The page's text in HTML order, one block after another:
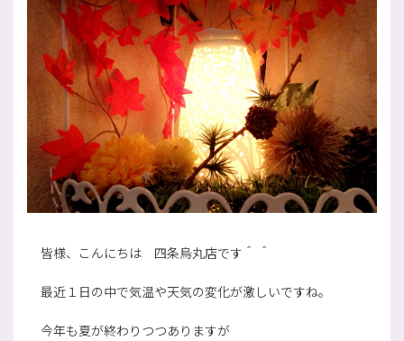
皆様、こんにちは 四条烏丸店です＾ ＾
最近１日の中で気温や天気の変化が激しいですね。
今年も夏が終わりつつありますが